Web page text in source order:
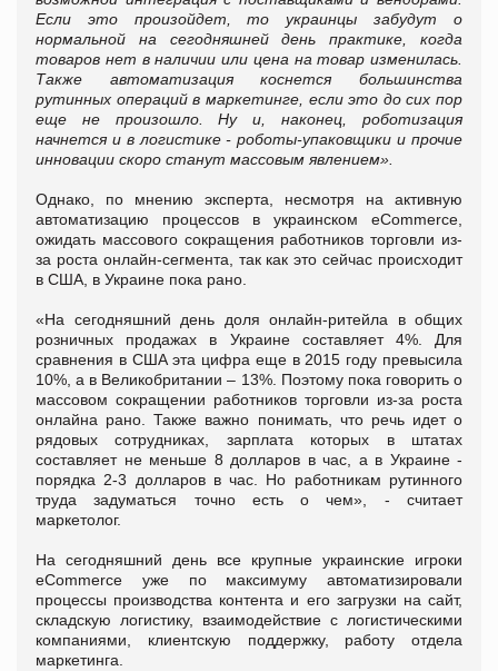
Если это произойдет, то украинцы забудут о
нормальной на сегодняшней день практике, когда
товаров нет в наличии или цена на товар изменилась.
Также автоматизация коснется большинства
рутинных операций в маркетинге, если это до сих пор
еще не произошло. Ну и, наконец, роботизация
начнется и в логистике - роботы-упаковщики и прочие
инновации скоро станут массовым явлением».
Однако, по мнению эксперта, несмотря на активную
автоматизацию процессов в украинском eCommerce,
ожидать массового сокращения работников торговли из-
за роста онлайн-сегмента, так как это сейчас происходит
в США, в Украине пока рано.
«На сегодняшний день доля онлайн-ритейла в общих
розничных продажах в Украине составляет 4%. Для
сравнения в США эта цифра еще в 2015 году превысила
10%, а в Великобритании – 13%. Поэтому пока говорить о
массовом сокращении работников торговли из-за роста
онлайна рано. Также важно понимать, что речь идет о
рядовых сотрудниках, зарплата которых в штатах
составляет не меньше 8 долларов в час, а в Украине -
порядка 2-3 долларов в час. Но работникам рутинного
труда задуматься точно есть о чем», - считает
маркетолог.
На сегодняшний день все крупные украинские игроки
eCommerce уже по максимуму автоматизировали
процессы производства контента и его загрузки на сайт,
складскую логистику, взаимодействие с логистическими
компаниями, клиентскую поддержку, работу отдела
маркетинга.